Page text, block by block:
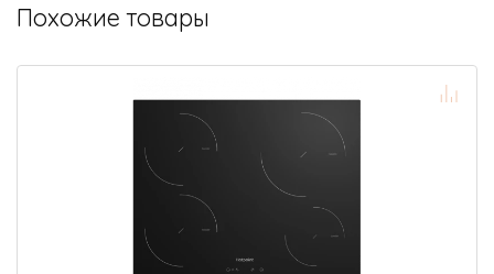
Похожие товары